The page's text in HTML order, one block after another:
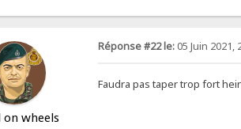
on wheels
Réponse #22 le:05 Juin 2021,
Faudra pas taper trop fort